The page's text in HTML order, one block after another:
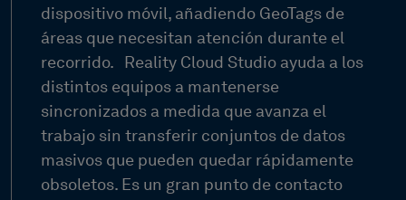
dispositivo móvil, añadiendo GeoTags de
áreas que necesitan atención durante el
recorrido.
Reality Cloud Studio ayuda a los
distintos equipos a mantenerse
sincronizados a medida que avanza el
trabajo sin transferir conjuntos de datos
masivos que pueden quedar rápidamente
obsoletos. Es un gran punto de contacto